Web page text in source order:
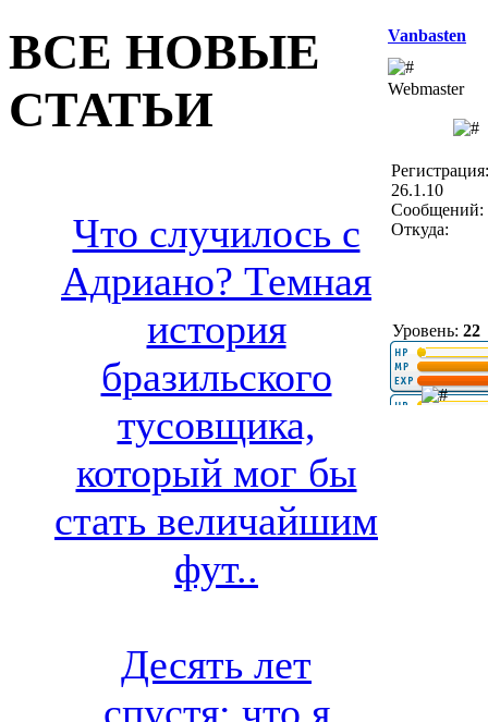
ВСЕ НОВЫЕ
СТАТЬИ
Что случилось с
Адриано? Темная
история
бразильского
тусовщика,
который мог бы
стать величайшим
фут..
Десять лет
спустя: что я
Vanbasten
Webmaster
Регистрация:
26.1.10
Сообщений:
Откуда:
Уровень: 22